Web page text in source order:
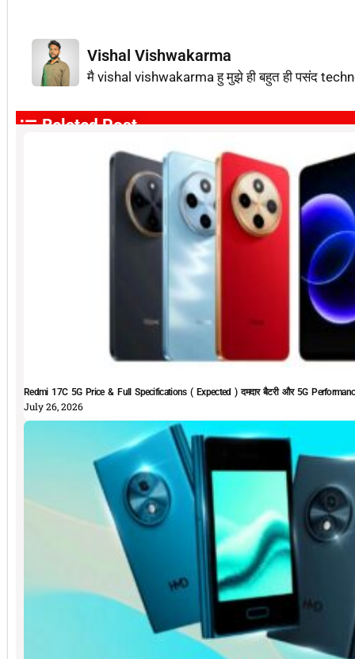
Vishal Vishwakarma
मै vishal vishwakarma हु मुझे ही बहुत ही पसंद
Related Post
Redmi 17C 5G Price & Full Specifications ( Expected ) दमदार बैटरी और 5G
July 26, 2026